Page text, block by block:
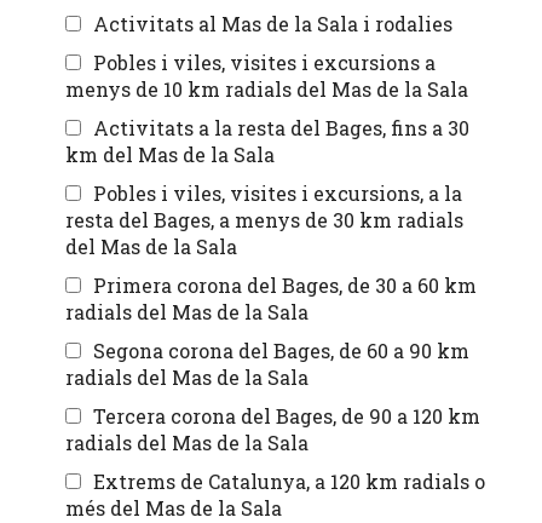
Activitats al Mas de la Sala i rodalies
Pobles i viles, visites i excursions a
menys de 10 km radials del Mas de la Sala
Activitats a la resta del Bages, fins a 30
km del Mas de la Sala
Pobles i viles, visites i excursions, a la
resta del Bages, a menys de 30 km radials
del Mas de la Sala
Primera corona del Bages, de 30 a 60 km
radials del Mas de la Sala
Segona corona del Bages, de 60 a 90 km
radials del Mas de la Sala
Tercera corona del Bages, de 90 a 120 km
radials del Mas de la Sala
Extrems de Catalunya, a 120 km radials o
més del Mas de la Sala